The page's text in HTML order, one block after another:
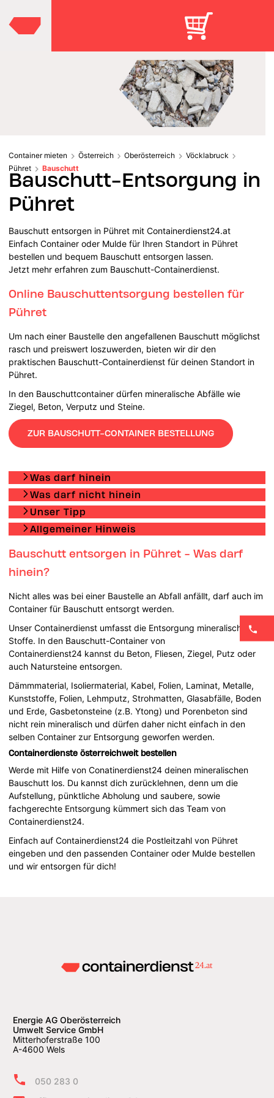
Container mieten Österreich Oberösterreich
Vöcklabruck
Pühret
Bauschutt
Bauschutt-Entsorgung in
Pühret
Bauschutt entsorgen in Pühret mit Containerdienst24.at
Einfach Container oder Mulde für Ihren Standort in Pühret
bestellen und bequem Bauschutt entsorgen lassen.
Jetzt mehr erfahren zum Bauschutt-Containerdienst.
Online Bauschuttentsorgung bestellen für
Pühret
Um nach einer Baustelle den angefallenen Bauschutt möglichst
rasch und preiswert loszuwerden, bieten wir dir den
praktischen Bauschutt-Containerdienst für deinen Standort in
Pühret.
In den Bauschuttcontainer dürfen mineralische Abfälle wie
Ziegel, Beton, Verputz und Steine.
ZUR BAUSCHUTT-CONTAINER BESTELLUNG
Was darf hinein
Was darf nicht hinein
Unser Tipp
Allgemeiner Hinweis
Bauschutt entsorgen in Pühret - Was darf
hinein?
Nicht alles was bei einer Baustelle an Abfall anfällt, darf auch im
Container für Bauschutt entsorgt werden.
Unser Containerdienst umfasst die Entsorgung mineralischer
Stoffe. In den Bauschutt-Container von
Containerdienst24 kannst du Beton, Fliesen, Ziegel, Putz oder
auch Natursteine entsorgen.
Dämmmaterial, Isoliermaterial, Kabel, Folien, Laminat, Metalle,
Kunststoffe, Folien, Lehmputz, Strohmatten, Glasabfälle, Boden
und Erde, Gasbetonsteine (z.B. Ytong) und Porenbeton sind
nicht rein mineralisch und dürfen daher nicht einfach in den
selben Container zur Entsorgung geworfen werden.
Containerdienste österreichweit bestellen
Werde mit Hilfe von Conatinerdienst24 deinen mineralischen
Bauschutt los. Du kannst dich zurücklehnen, denn um die
Aufstellung, pünktliche Abholung und saubere, sowie
fachgerechte Entsorgung kümmert sich das Team von
Containerdienst24.
Einfach auf Containerdienst24 die Postleitzahl von Pühret
eingeben und den passenden Container oder Mulde bestellen
und wir entsorgen für dich!
Energie AG Oberösterreich
Umwelt Service GmbH
Mitterhoferstraße 100
A-4600 Wels
050 283 0